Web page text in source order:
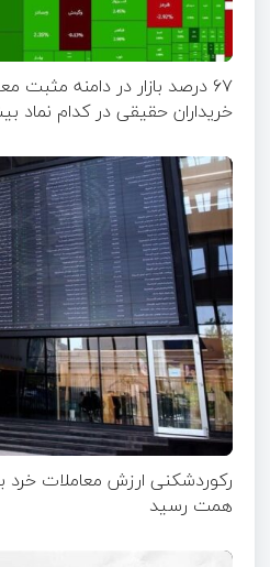
۶۷ درصد بازار در دامنه
خریداران حقیقی در کدام نماد
همت رسید